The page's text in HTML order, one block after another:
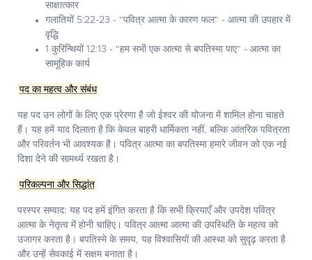
साक्षात्कार
गलातियों 5:22-23 - "पवित्र आत्मा के कारण फल" - आत्मा की उपहार में
वृद्धि
1 कुरिन्थियों 12:13 - "हम सभी एक आत्मा से बपतिस्मा पाए" - आत्मा का
सामूहिक कार्य
पद का महत्व और संबंध
यह पद उन लोगों के लिए एक प्रेरणा है जो ईश्वर की योजना में शामिल होना चाहते
हैं। यह हमें याद दिलाता है कि केवल बाहरी धार्मिकता नहीं, बल्कि आंतरिक पवित्रता
और परिवर्तन भी आवश्यक है। पवित्र आत्मा का बपतिस्मा हमारे जीवन को एक नई
दिशा देने की सामर्थ्य रखता है।
परिकल्पना और सिद्धांत
परस्पर सम्वाद: यह पद हमें इंगित करता है कि सभी क्रियाएँ और उपदेश पवित्र
आत्मा के नेतृत्व में होनी चाहिए। पवित्र आत्मा आत्मा की उपस्थिति के महत्व को
उजागर करता है। बपतिस्मे के समय, यह विश्वासियों की आस्था को सुदृढ़ करता है
और उन्हें सेवकाई में सक्षम बनाता है।